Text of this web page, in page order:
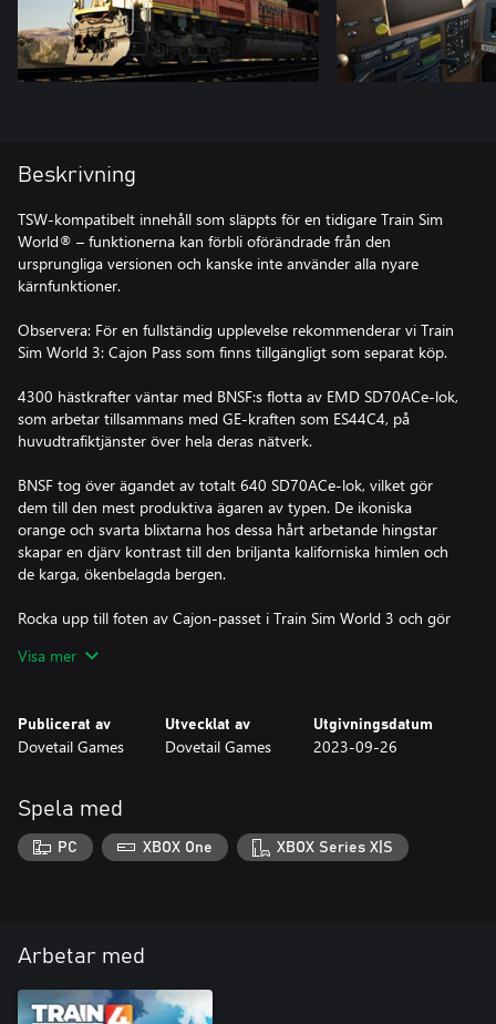
Beskrivning
TSW-kompatibelt innehåll som släppts för en tidigare Train Sim
World® – funktionerna kan förbli oförändrade från den
ursprungliga versionen och kanske inte använder alla nyare
kärnfunktioner.
Observera: För en fullständig upplevelse rekommenderar vi Train
Sim World 3: Cajon Pass som finns tillgängligt som separat köp.
4300 hästkrafter väntar med BNSF:s flotta av EMD SD70ACe-lok,
som arbetar tillsammans med GE-kraften som ES44C4, på
huvudtrafiktjänster över hela deras nätverk.
BNSF tog över ägandet av totalt 640 SD70ACe-lok, vilket gör
dem till den mest produktiva ägaren av typen. De ikoniska
orange och svarta blixtarna hos dessa hårt arbetande hingstar
skapar en djärv kontrast till den briljanta kaliforniska himlen och
de karga, ökenbelagda bergen.
Rocka upp till foten av Cajon-passet i Train Sim World 3 och gör
din hastighet och håll din intelligens på uppenbar gods nu med
Visa mer
Publicerat av
Dovetail Games
Utvecklat av
Dovetail Games
Utgivningsdatum
2023-09-26
Spela med
PC XBOX One XBOX Series X|S
Arbetar med